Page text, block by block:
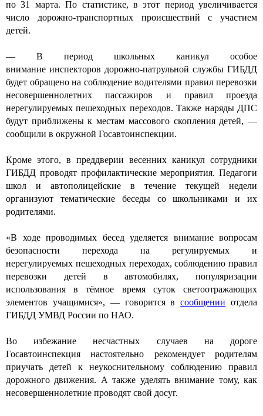
по 31 марта.По статистике, в этот период увеличивается
число дорожно-транспортных происшествий с участием
детей.
— В период школьных каникул особое
внимание инспекторов дорожно-патрульной службы ГИБДД
будет обращено на соблюдение водителями правил перевозки
несовершеннолетних пассажиров и правил проезда
нерегулируемых пешеходных переходов.Также наряды ДПС
будут приближены к местам массового скопления детей, —
сообщили в окружной Госавтоинспекции.
Кроме этого, в преддверии весенних каникул сотрудники
ГИБДД проводят профилактические мероприятия. Педагоги
школ и автополицейские в течение текущей недели
организуют тематические беседы со школьниками и их
родителями.
«В ходепроводимых бесед уделяется внимание вопросам
безопасности перехода на регулируемых и
нерегулируемых пешеходных переходах, соблюдению правил
перевозки детей в автомобилях, популяризации
использования в тёмное время суток светоотражающих
элементов учащимися», — говорится всообщении отдела
ГИБДД УМВД России по НАО.
Во избежание несчастных случаев на дороге
Госавтоинспекция настоятельно рекомендует родителям
приучать детей к неукоснительному соблюдению правил
дорожного движения. А также уделять внимание тому, как
несовершеннолетние проводят свой досуг.